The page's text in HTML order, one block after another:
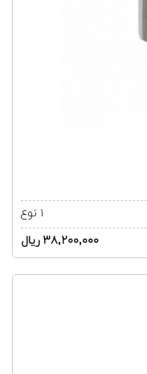
۱ نوع
۳۸,۲۰۰,۰۰۰ ریال